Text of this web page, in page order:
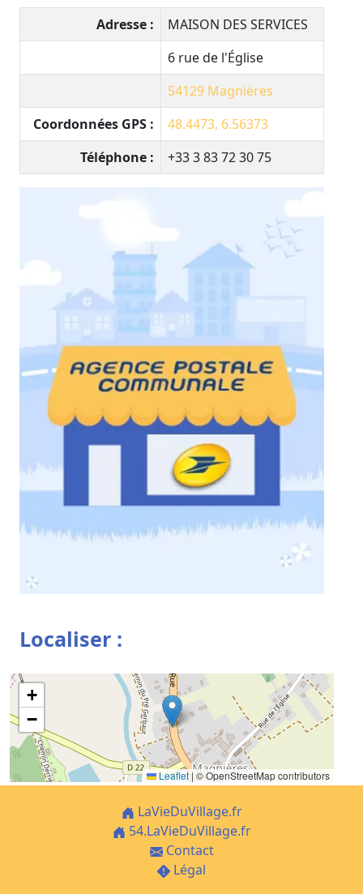
Adresse :
MAISON DES SERVICES
6 rue de l'Église
54129 Magnières
Coordonnées GPS :
48.4473, 6.56373
Téléphone :
+33 3 83 72 30 75
Localiser :
+
−
Leaflet|© OpenStreetMap contributors
LaVieDuVillage.fr
54.LaVieDuVillage.fr
Contact
Légal